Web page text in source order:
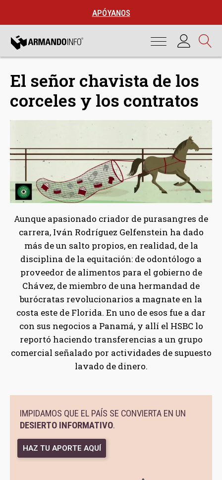
APÓYANOS
El señor chavista de los
corceles y los contratos
Aunque apasionado criador de purasangres de
carrera, Iván Rodríguez Gelfenstein ha dado
más de un salto propios, en realidad, de la
disciplina de la equitación: de odontólogo a
proveedor de alimentos para el gobierno de
Chávez, de miembro de una hermandad de
burócratas revolucionarios a magnate en la
costa este de Florida. En uno de esos fue a dar
con sus negocios a Panamá, y allí el HSBC lo
reportó haciendo transferencias a un grupo
comercial señalado por actividades de supuesto
lavado de dinero.
IMPIDAMOS QUE EL PAÍS SE CONVIERTA EN UN
DESIERTO INFORMATIVO.
HAZ TU APORTE AQUÍ